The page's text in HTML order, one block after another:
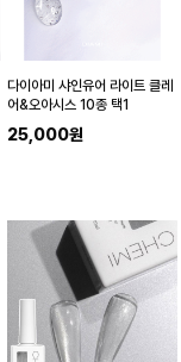
다이아미 샤인유어 라이트 클레
어&오아시스 10종 택1
25,000원